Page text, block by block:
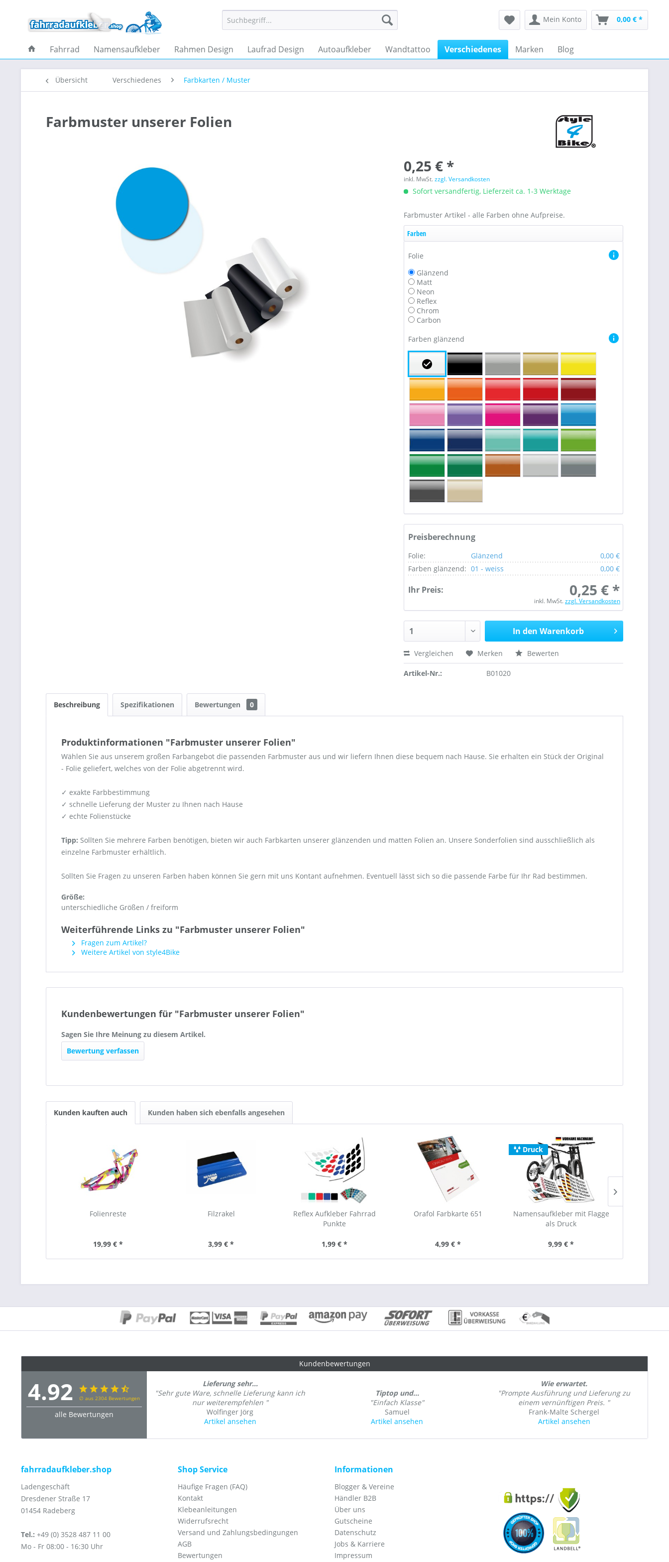
Mein Konto 0,00 € *
Fahrrad Namensaufkleber Rahmen Design Laufrad Design Autoaufkleber Wandtattoo Verschiedenes Marken Blog
Übersicht Verschiedenes Farbkarten / Muster
Farbmuster unserer Folien
0,25 € *
inkl. MwSt.zzgl. Versandkosten
Sofort versandfertig, Lieferzeit ca. 1-3 Werktage
Farbmuster Artikel - alle Farben ohne Aufpreise.
Farben
Folie
Glänzend
Matt
Neon
Reflex
Chrom
Carbon
Farben glänzend
Preisberechnung
Folie: Glänzend
0,00 €
Farben glänzend: 01 - weiss 0,00 €
Ihr Preis: 0,25 € *
inkl. MwSt.zzgl. Versandkosten
In den Warenkorb
Vergleichen Merken Bewerten
Artikel-Nr.: B01020
Beschreibung Spezifikationen Bewertungen 0
Produktinformationen "Farbmuster unserer Folien"
Wählen Sie aus unserem großen Farbangebot die passenden Farbmuster aus und wir liefern Ihnen diese bequem nach Hause. Sie erhalten ein Stück der Original
- Folie geliefert, welches von der Folie abgetrennt wird.
✓ exakte Farbbestimmung
✓ schnelle Lieferung der Muster zu Ihnen nach Hause
✓ echte Folienstücke
Tipp: Sollten Sie mehrere Farben benötigen, bieten wir auch Farbkarten unserer glänzenden und matten Folien an. Unsere Sonderfolien sind ausschließlich als
einzelne Farbmuster erhältlich.
Sollten Sie Fragen zu unseren Farben haben können Sie gern mit uns Kontant aufnehmen. Eventuell lässt sich so die passende Farbe für Ihr Rad bestimmen.
Größe:
unterschiedliche Größen / freiform
Weiterführende Links zu "Farbmuster unserer Folien"
Fragen zum Artikel?
Weitere Artikel von style4Bike
Kundenbewertungen für "Farbmuster unserer Folien"
Sagen Sie Ihre Meinung zu diesem Artikel.
Bewertung verfassen
Kunden kauften auch Kunden haben sich ebenfalls angesehen
Folienreste
19,99 € *
Filzrakel
3,99 € *
Reflex Aufkleber Fahrrad
Punkte
1,99 € *
Orafol Farbkarte 651
4,99 € *
Druck
Namensaufkleber mit Flagge
als Druck
9,99 € *
Kundenbewertungen
4.92∅ aus 2304 Bewertungen
alle Bewertungen
Lieferung sehr...
"Sehr gute Ware, schnelle Lieferung kann ich
nur weiterempfehlen "
Wolfinger Jörg
Artikel ansehen
Tiptop und...
"Einfach Klasse"
Samuel
Artikel ansehen
Wie erwartet.
"Prompte Ausführung und Lieferung zu
einem vernünftigen Preis. "
Frank-Malte Schergel
Artikel ansehen
fahrradaufkleber.shop
Ladengeschäft
Dresdener Straße 17
01454 Radeberg
Tel.: +49 (0) 3528 487 11 00
Mo - Fr 08:00 - 16:30 Uhr
Shop Service
Häufige Fragen (FAQ)
Kontakt
Klebeanleitungen
Widerrufsrecht
Versand und Zahlungsbedingungen
AGB
Bewertungen
Informationen
Blogger & Vereine
Händler B2B
Über uns
Gutscheine
Datenschutz
Jobs & Karriere
Impressum